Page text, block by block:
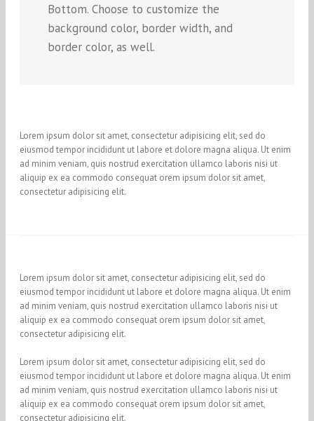
Bottom. Choose to customize the
background color, border width, and
border color, as well.
Lorem ipsum dolor sit amet, consectetur adipisicing elit, sed do
eiusmod tempor incididunt ut labore et dolore magna aliqua. Ut enim
ad minim veniam, quis nostrud exercitation ullamco laboris nisi ut
aliquip ex ea commodo consequat orem ipsum dolor sit amet,
consectetur adipisicing elit.
Lorem ipsum dolor sit amet, consectetur adipisicing elit, sed do
eiusmod tempor incididunt ut labore et dolore magna aliqua. Ut enim
ad minim veniam, quis nostrud exercitation ullamco laboris nisi ut
aliquip ex ea commodo consequat orem ipsum dolor sit amet,
consectetur adipisicing elit.
Lorem ipsum dolor sit amet, consectetur adipisicing elit, sed do
eiusmod tempor incididunt ut labore et dolore magna aliqua. Ut enim
ad minim veniam, quis nostrud exercitation ullamco laboris nisi ut
aliquip ex ea commodo consequat orem ipsum dolor sit amet,
consectetur adipisicing elit.